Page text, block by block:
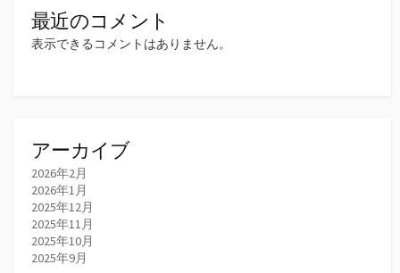
最近のコメント
表示できるコメントはありません。
アーカイブ
2026年2月
2026年1月
2025年12月
2025年11月
2025年10月
2025年9月